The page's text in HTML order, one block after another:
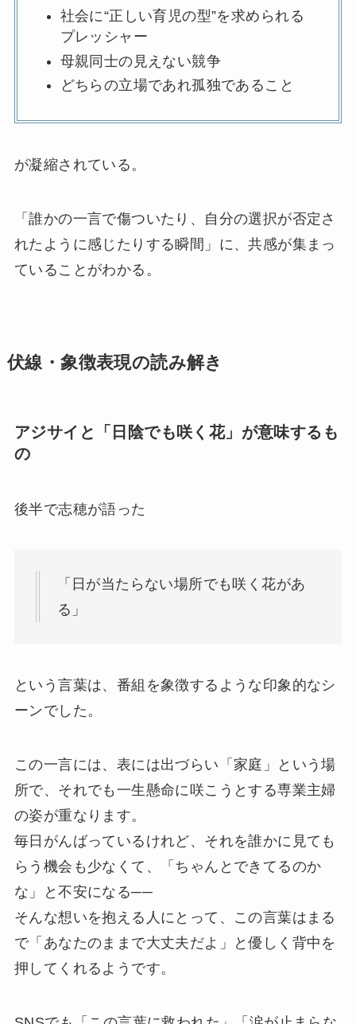
社会に“正しい育児の型”を求められる
プレッシャー
母親同士の見えない競争
どちらの立場であれ孤独であること
が凝縮されている。
「誰かの一言で傷ついたり、自分の選択が否定さ
れたように感じたりする瞬間」に、共感が集まっ
ていることがわかる。
伏線・象徴表現の読み解き
アジサイと「日陰でも咲く花」が意味するも
の
後半で志穂が語った
「日が当たらない場所でも咲く花があ
る」
という言葉は、番組を象徴するような印象的なシ
ーンでした。
この一言には、表には出づらい「家庭」という場
所で、それでも一生懸命に咲こうとする専業主婦
の姿が重なります。
毎日がんばっているけれど、それを誰かに見ても
らう機会も少なくて、「ちゃんとできてるのか
な」と不安になる──
そんな想いを抱える人にとって、この言葉はまる
で「あなたのままで大丈夫だよ」と優しく背中を
押してくれるようです。